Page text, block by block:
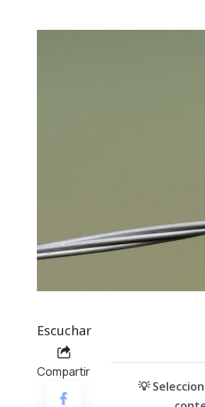
Escuchar
Compartir
💡